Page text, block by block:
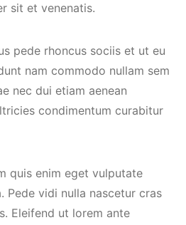
sit et venenatis.
pede rhoncus sociis et ut eu
nam commodo nullam sem
nec dui etiam aenean
condimentum curabitur
quis enim eget vulputate
Pede vidi nulla nascetur cras
Eleifend ut lorem ante